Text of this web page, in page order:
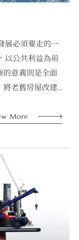
展必須要走的一
以公共利益為前
的意義則是全面
將老舊房屋改建
增值稅；更重要
More